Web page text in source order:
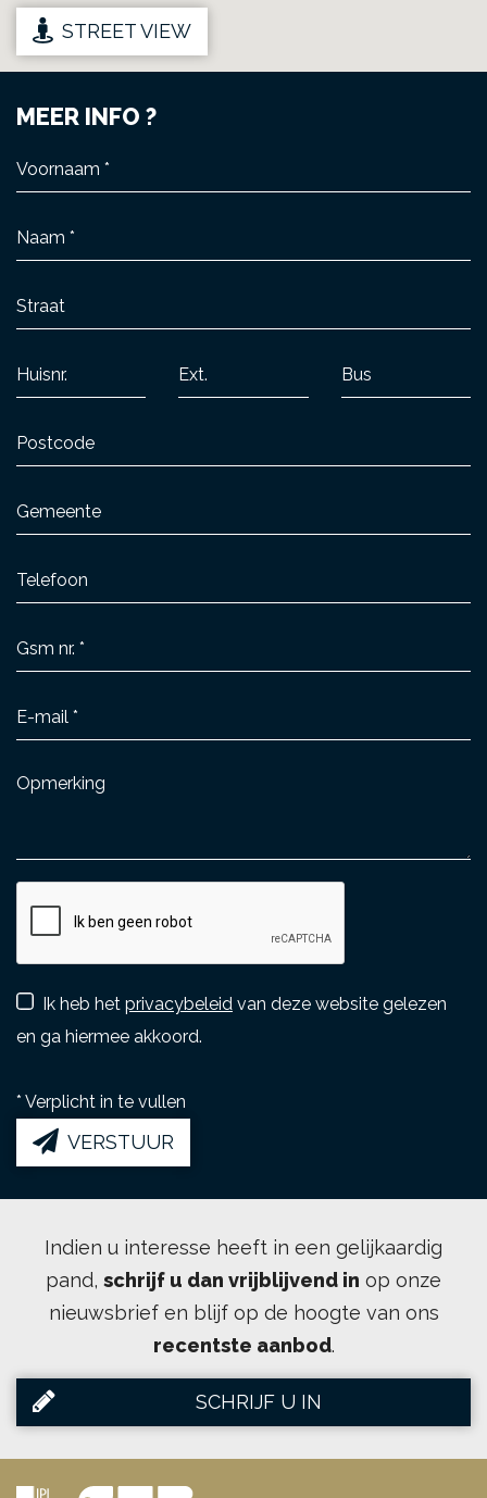
STREET VIEW
MEER INFO ?
Ik heb het privacybeleid van deze website gelezen
en ga hiermee akkoord.
* Verplicht in te vullen
VERSTUUR
Indien u interesse heeft in een gelijkaardig
pand, schrijf u dan vrijblijvend in op onze
nieuwsbrief en blijf op de hoogte van ons
recentste aanbod.
SCHRIJF U IN